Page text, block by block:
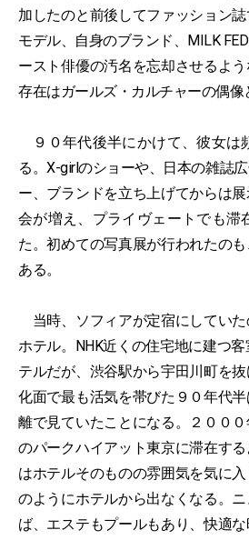
加したのと前後してファッション誌
モデル、自身のブランド、MILK
ースト俳優の汚名を忘却させるよ
存在はガールズ・カルチャーの偶像
９０年代後半にかけて、彼女は
る。X-girlのショーや、日本の雑誌
ー、ブランドを立ち上げてからは
会が増え、プライヴェートでも滞
た。初めての写真展が行われたの
ある。
当時、ソフィアが定宿にしてい
ホテル。NHK近くの住宅地に建つ
テルだが、渋谷駅から宇田川町を
化面で最も活気を帯びた９０年代
離で見ていたことになる。２００
のパークハイアット東京に滞在す
はホテルそのものの雰囲気を気に
のようにホテルから出なくなる。
ば、エステもプールもあり、快適